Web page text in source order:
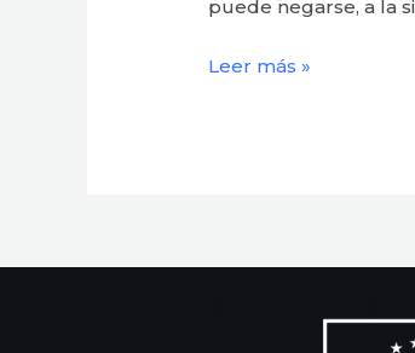
puede negarse, a la
Leer más »